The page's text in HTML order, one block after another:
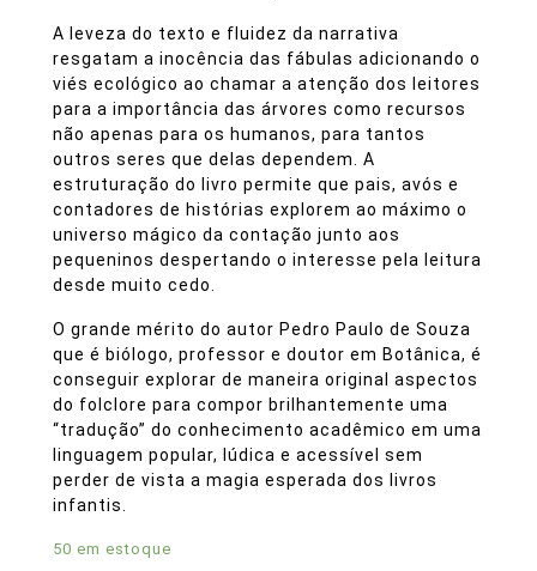
A leveza do texto e fluidez da narrativa
resgatam a inocência das fábulas adicionando o
viés ecológico ao chamar a atenção dos leitores
para a importância das árvores como recursos
não apenas para os humanos, para tantos
outros seres que delas dependem. A
estruturação do livro permite que pais, avós e
contadores de histórias explorem ao máximo o
universo mágico da contação junto aos
pequeninos despertando o interesse pela leitura
desde muito cedo.
O grande mérito do autor Pedro Paulo de Souza
que é biólogo, professor e doutor em Botânica, é
conseguir explorar de maneira original aspectos
do folclore para compor brilhantemente uma
“tradução” do conhecimento acadêmico em uma
linguagem popular, lúdica e acessível sem
perder de vista a magia esperada dos livros
infantis.
50 em estoque